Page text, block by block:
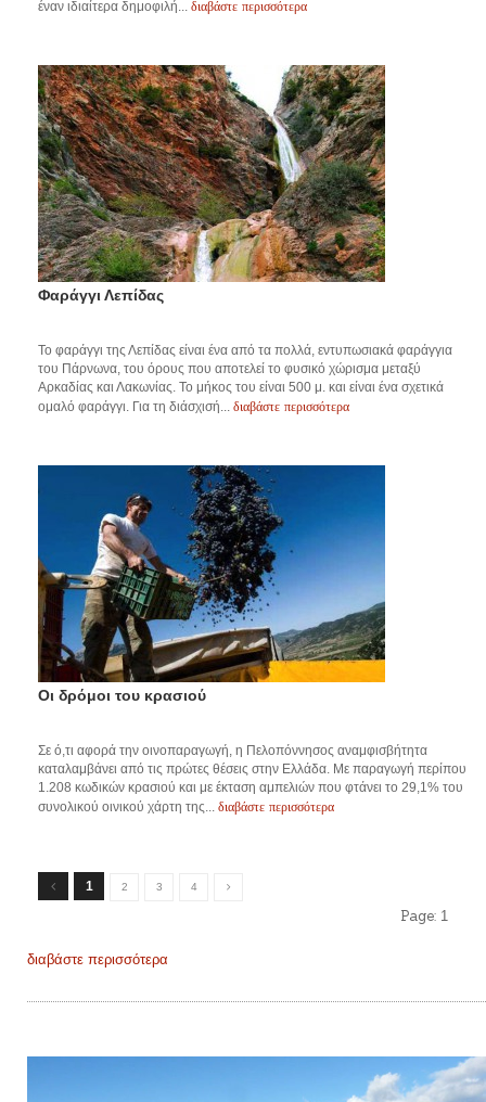
έναν ιδιαίτερα δημοφιλή... διαβάστε περισσότερα
Φαράγγι Λεπίδας
Το φαράγγι της Λεπίδας είναι ένα από τα πολλά, εντυπωσιακά φαράγγια
του Πάρνωνα, του όρους που αποτελεί το φυσικό χώρισμα μεταξύ
Αρκαδίας και Λακωνίας. Το μήκος του είναι 500 μ. και είναι ένα σχετικά
ομαλό φαράγγι. Για τη διάσχισή... διαβάστε περισσότερα
Οι δρόμοι του κρασιού
Σε ό,τι αφορά την οινοπαραγωγή, η Πελοπόννησος αναμφισβήτητα
καταλαμβάνει από τις πρώτες θέσεις στην Ελλάδα. Με παραγωγή περίπου
1.208 κωδικών κρασιού και με έκταση αμπελιών που φτάνει το 29,1% του
συνολικού οινικού χάρτη της... διαβάστε περισσότερα
1 2 3 4
Page: 1
διαβάστε περισσότερα